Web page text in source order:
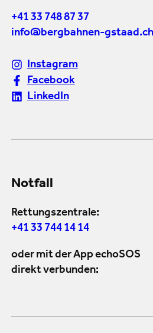
+41 33 748 87 37
info@bergbahnen-gstaad.ch
Instagram
Facebook
LinkedIn
Notfall
Rettungszentrale:
+41 33 744 14 14
oder mit der App echoSOS
direkt verbunden: